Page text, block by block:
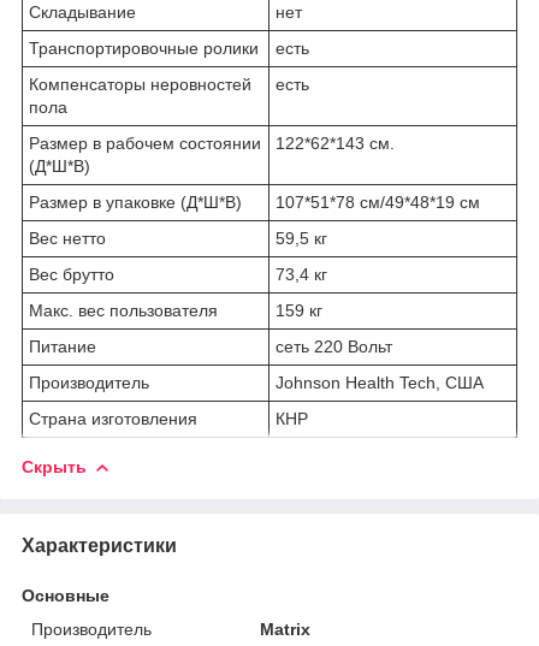
Складывание
нет
Транспортировочные ролики
есть
Компенсаторы неровностей
пола
есть
Размер в рабочем состоянии
(Д*Ш*В)
122*62*143 см.
Размер в упаковке (Д*Ш*В)
107*51*78 см/49*48*19 см
Вес нетто
59,5 кг
Вес брутто
73,4 кг
Макс. вес пользователя
159 кг
Питание
сеть 220 Вольт
Производитель
Johnson Health Tech, США
Страна изготовления
КНР
Скрыть
Характеристики
Основные
Производитель
Matrix